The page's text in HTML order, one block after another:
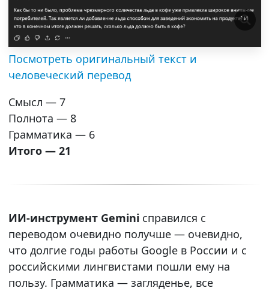
Посмотреть оригинальный текст и
человеческий перевод
Смысл — 7
Полнота — 8
Грамматика — 6
Итого — 21
ИИ-инструмент Geminiсправился с
переводом очевидно получше — очевидно,
что долгие годы работы Google в России и с
российскими лингвистами пошли ему на
пользу. Грамматика — загляденье, все